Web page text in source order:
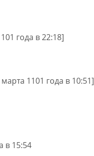
года в 22:18]
1101 года в 10:51]
в 15:54